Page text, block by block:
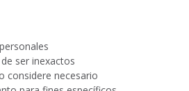
ser inexactos
considere necesario